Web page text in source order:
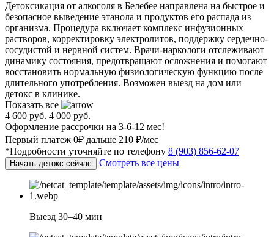
Детоксикация от алкоголя в Белебее направлена на быстрое и
безопасное выведение этанола и продуктов его распада из
организма. Процедура включает комплекс инфузионных
растворов, корректировку электролитов, поддержку сердечно-
сосудистой и нервной систем. Врачи-наркологи отслеживают
динамику состояния, предотвращают осложнения и помогают
восстановить нормальную физиологическую функцию после
длительного употребления. Возможен выезд на дом или
детокс в клинике.
Показать все
4 600 руб. 4 000 руб.
Оформление рассрочки на 3-6-12 мес!
Первый платеж 0₽ дальше 210 ₽/мес
*Подробности уточняйте по телефону 8 (903) 856-62-07
Начать детокс сейчас Смотреть все цены
Выезд 30–40 мин